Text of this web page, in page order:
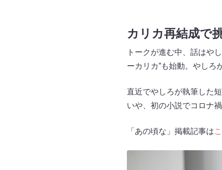
カリカ再結成で
トークが進む中、話はや
ーカリカ”も始動。やしろ
直近でやしろが執筆した
いや、初の小説でコロナ
「あの頃な」掲載記事は